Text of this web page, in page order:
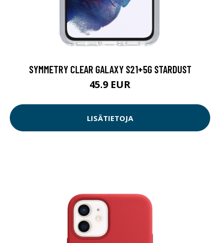
SYMMETRY CLEAR GALAXY S21+5G STARDUST
45.9 EUR
LISÄTIETOJA